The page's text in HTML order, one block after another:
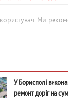
Ми
У Борисполі
ремонт доріг на